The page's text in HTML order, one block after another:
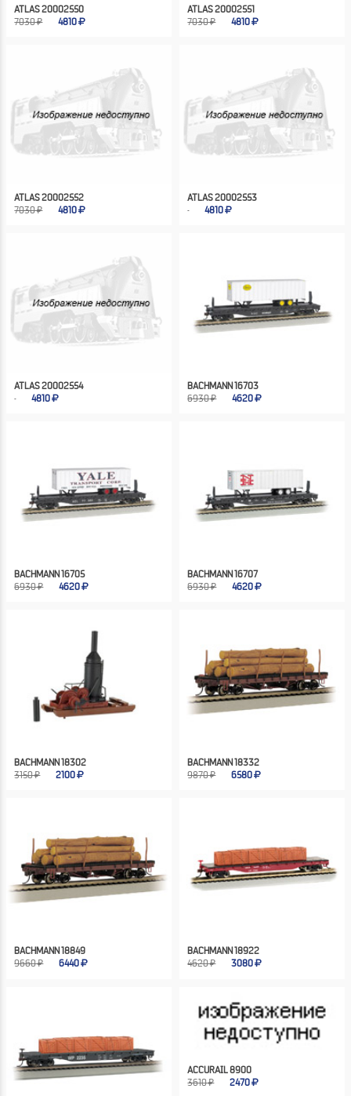
ATLAS 20002550
7030 ₽
4810
ATLAS 20002551
7030 ₽
4810
ATLAS 20002552
7030 ₽
4810
ATLAS 20002553
4810
ATLAS 20002554
4810
BACHMANN 16703
6930 ₽
4620
BACHMANN 16705
6930 ₽
4620
BACHMANN 16707
6930 ₽
4620
BACHMANN 18302
3150 ₽
2100
BACHMANN 18332
9870 ₽
6580
BACHMANN 18849
9660 ₽
6440
BACHMANN 18922
4620 ₽
3080
ACCURAIL 8900
3610 ₽
2470